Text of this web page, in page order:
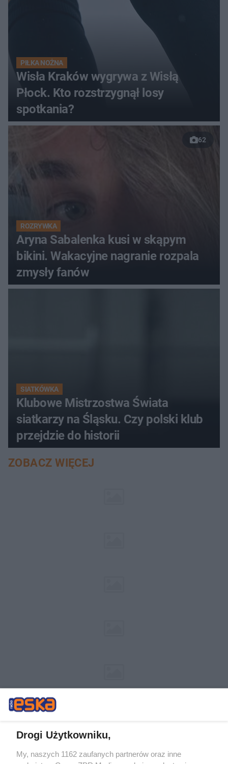
PIŁKA NOŻNA
Wisła Kraków wygrywa z Wisłą
Płock. Kto rozstrzygnął losy
spotkania?
62
ROZRYWKA
Aryna Sabalenka kusi w skąpym
bikini. Wakacyjne nagranie rozpala
zmysły fanów
SIATKÓWKA
Klubowe Mistrzostwa Świata
siatkarzy na Śląsku. Czy polski klub
przejdzie do historii
ZOBACZ WIĘCEJ
Żaden utwór zamieszczony w serwisie nie może być powielany i
Drogi Użytkowniku,
My, naszych 1162 zaufanych partnerów oraz inne